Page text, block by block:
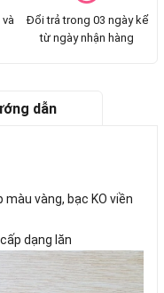
Đổi trả trong 03 ngày kể
từ ngày nhận hàng
dẫn
vàng, bạc KO viền
dạng lăn